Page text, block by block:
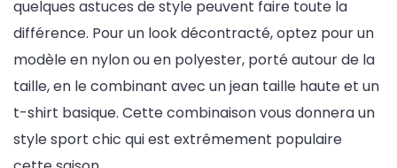
quelques astuces de style peuvent faire toute la
différence. Pour un look décontracté, optez pour un
modèle en nylon ou en polyester, porté autour de la
taille, en le combinant avec un jean taille haute et un
t-shirt basique. Cette combinaison vous donnera un
style sport chic qui est extrêmement populaire